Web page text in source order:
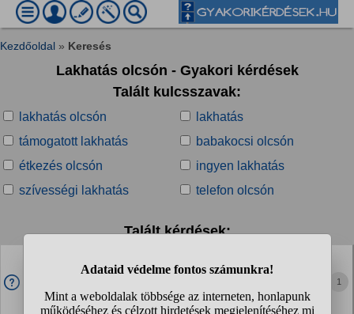
Kezdőoldal » Keresés
Lakhatás olcsón - Gyakori kérdések
Talált kulcsszavak:
lakhatás olcsón
lakhatás
támogatott lakhatás
babakocsi olcsón
étkezés olcsón
ingyen lakhatás
szívességi lakhatás
telefon olcsón
Talált kérdések:
olcsón viszonylag jó lakást venni ahol nincs sok
koheró?
Otthon » Egyéb kérdések
1